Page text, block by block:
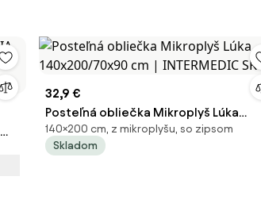
32,9 €
Posteľná obliečka Mikroplyš Lúka
140x200/70x90 cm | INTERMEDIC SK
140×200 cm, z mikroplyšu, so zipsom
Skladom